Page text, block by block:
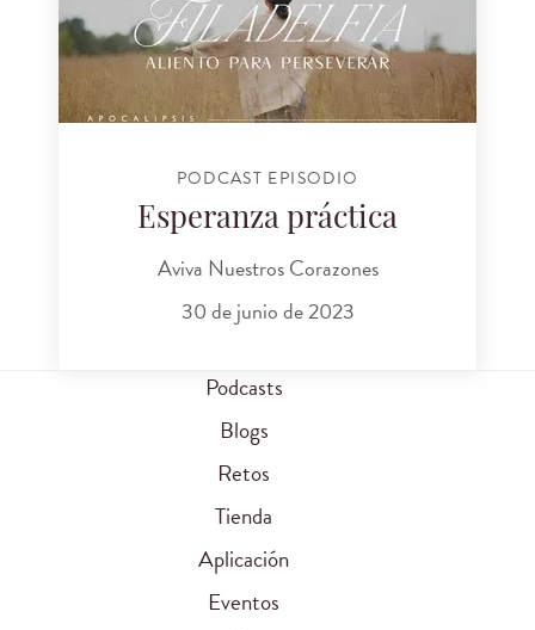
PODCAST EPISODIO
Esperanza práctica
Aviva Nuestros Corazones
30 de junio de 2023
Podcasts
Blogs
Retos
Tienda
Aplicación
Eventos